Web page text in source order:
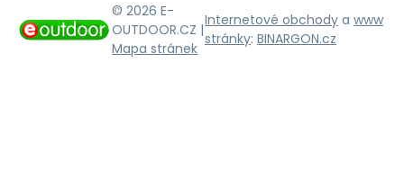
© 2026 E-
OUTDOOR.CZ |
Mapa stránek
Internetové obchody a www
stránky: BINARGON.cz